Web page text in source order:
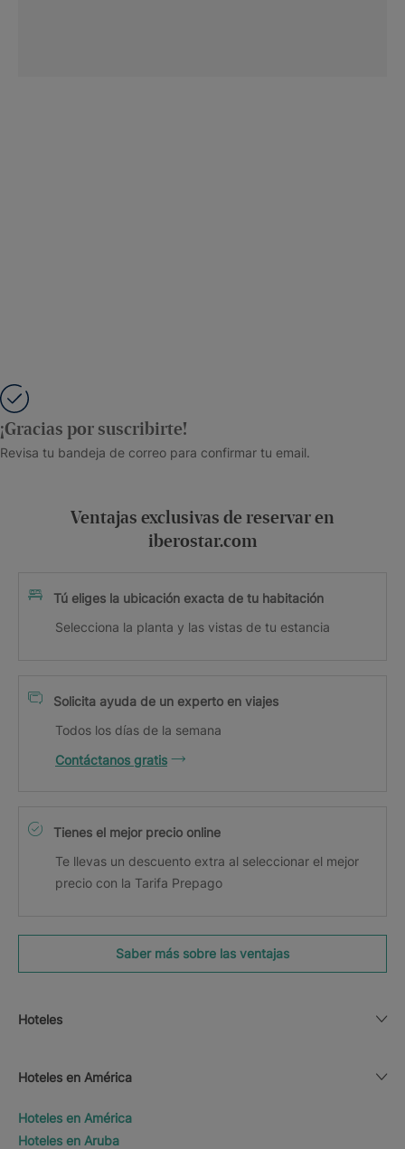
¡Gracias por suscribirte!
Revisa tu bandeja de correo para confirmar tu email.
Ventajas exclusivas de reservar en
iberostar.com
Tú eliges la ubicación exacta de tu habitación
Selecciona la planta y las vistas de tu estancia
Solicita ayuda de un experto en viajes
Todos los días de la semana
Contáctanos gratis
Tienes el mejor precio online
Te llevas un descuento extra al seleccionar el mejor
precio con la Tarifa Prepago
Saber más sobre las ventajas
Hoteles
Hoteles en América
Hoteles en América
Hoteles en Aruba